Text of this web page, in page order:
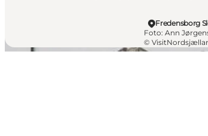
Fredensborg
Foto: Ann
©